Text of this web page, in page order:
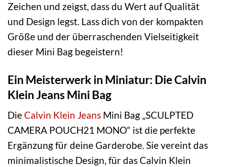
Zeichen und zeigst, dass du Wert auf Qualität
und Design legst. Lass dich von der kompakten
Größe und der überraschenden Vielseitigkeit
dieser Mini Bag begeistern!
Ein Meisterwerk in Miniatur: Die Calvin
Klein Jeans Mini Bag
DieCalvin Klein Jeans Mini Bag „SCULPTED
CAMERA POUCH21 MONO“ ist die perfekte
Ergänzung für deine Garderobe. Sie vereint das
minimalistische Design, für das Calvin Klein